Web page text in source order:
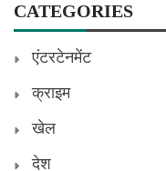
CATEGORIES
एंटरटेनमेंट
क्राइम
खेल
देश